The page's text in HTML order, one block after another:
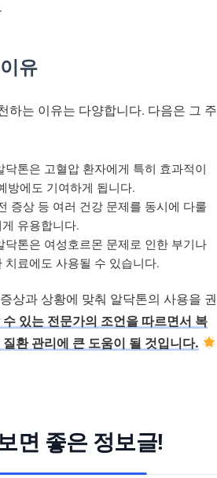
유
하는 이유는 다양합니다. 다음은 그 주
닥톤은 고혈압 환자에게 특히 효과적이
방에도 기여하게 됩니다.
증상 등 여러 건강 문제를 동시에 다룰
유용합니다.
닥톤은 여성호르몬 문제로 인한 부기나
치료에도 사용될 수 있습니다.
상과 상황에 맞춰 알닥톤의 사용을 권
있는 전문가의 조언을 따르면서 복
환 관리에 큰 도움이 될 것입니다.
면 좋은 정보글!